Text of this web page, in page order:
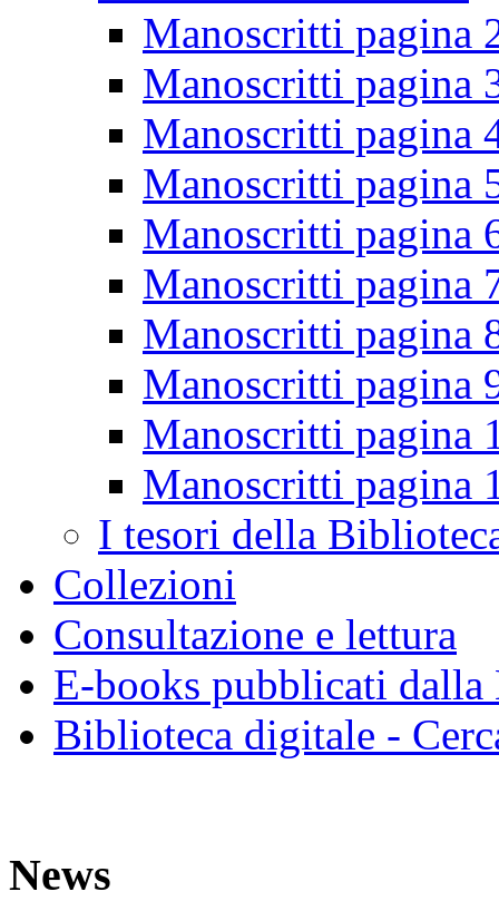
Manoscritti pagina
Manoscritti pagina
Manoscritti pagina
Manoscritti pagina
Manoscritti pagina
Manoscritti pagina
Manoscritti pagina
Manoscritti pagina
Manoscritti pagina
Manoscritti pagina
I tesori della
Collezioni
Consultazione e lettura
E-books pubblicati dalla
Biblioteca digitale -
News